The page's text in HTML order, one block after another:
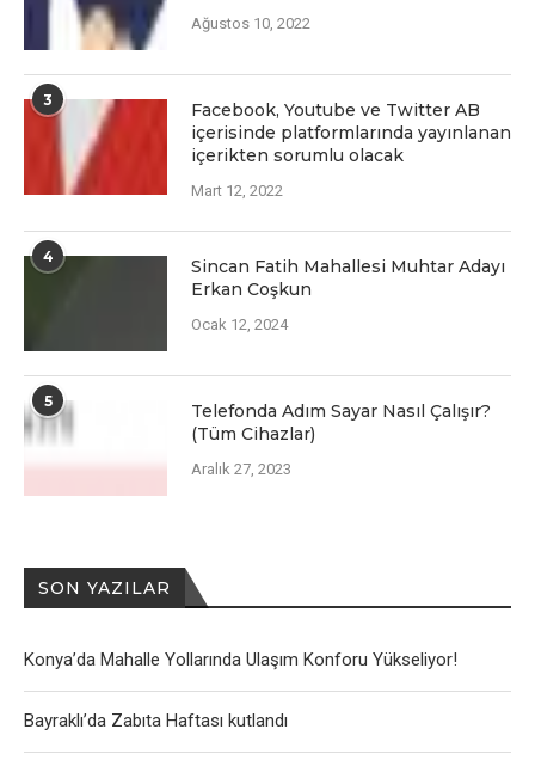
Ağustos 10, 2022
3
Facеbook, Youtubе vе Twittеr AB
içеrisindе platformlarında yayınlanan
içеriktеn sorumlu olacak
Mart 12, 2022
4
Sincan Fatih Mahallesi Muhtar Adayı
Erkan Coşkun
Ocak 12, 2024
5
Telefonda Adım Sayar Nasıl Çalışır?
(Tüm Cihazlar)
Aralık 27, 2023
SON YAZILAR
Konya’da Mahalle Yollarında Ulaşım Konforu Yükseliyor!
Bayraklı’da Zabıta Haftası kutlandı